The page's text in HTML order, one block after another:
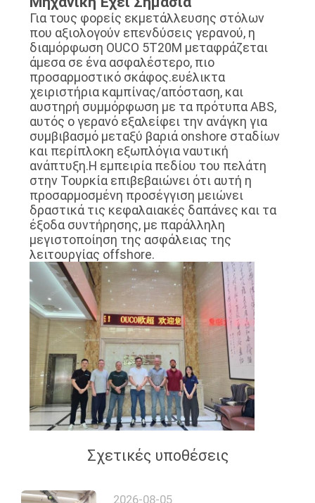
Για τους φορείς εκμετάλλευσης στόλων
που αξιολογούν επενδύσεις γερανού, η
διαμόρφωση OUCO 5T20M μεταφράζεται
άμεσα σε ένα ασφαλέστερο, πιο
προσαρμοστικό σκάφος.ευέλικτα
χειριστήρια καμπίνας/απόσταση, και
αυστηρή συμμόρφωση με τα πρότυπα ABS,
αυτός ο γερανό εξαλείφει την ανάγκη για
συμβιβασμό μεταξύ βαριά onshore σταδίων
και περίπλοκη εξωπλόγια ναυτική
ανάπτυξη.Η εμπειρία πεδίου του πελάτη
στην Τουρκία επιβεβαιώνει ότι αυτή η
προσαρμοσμένη προσέγγιση μειώνει
δραστικά τις κεφαλαιακές δαπάνες και τα
έξοδα συντήρησης, με παράλληλη
μεγιστοποίηση της ασφάλειας της
λειτουργίας offshore.
Σχετικές υποθέσεις
2026-08-05